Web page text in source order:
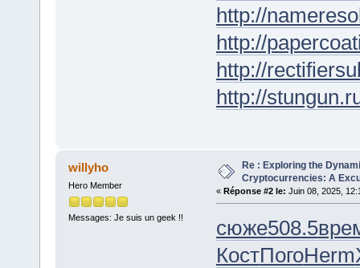
http://
http://
http://
http://
willyho
Hero Member
Messages: Je suis un geek !!
Re : Exploring the
Cryptocurrencies: A
« Réponse #2 le: Juin 08, 2025,
сюже508.5
КостПогоHerm